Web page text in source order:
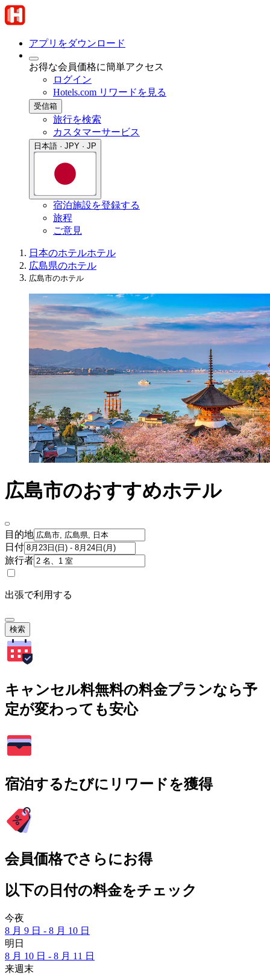
アプリをダウンロード
お得な会員価格に簡単アクセス
ログイン
Hotels.com リワードを見る
受信箱
旅行を検索
カスタマーサービス
日本語 · JPY · JP
宿泊施設を登録する
旅程
ご意見
日本のホテルホテル
広島県のホテル
広島市のホテル
広島市のおすすめホテル
目的地
日付
旅行者
出張で利用する
検索
キャンセル料無料の料金プランなら予
定が変わっても安心
宿泊するたびにリワードを獲得
会員価格でさらにお得
以下の日付の料金をチェック
今夜
8 月 9 日 - 8 月 10 日
明日
8 月 10 日 - 8 月 11 日
来週末